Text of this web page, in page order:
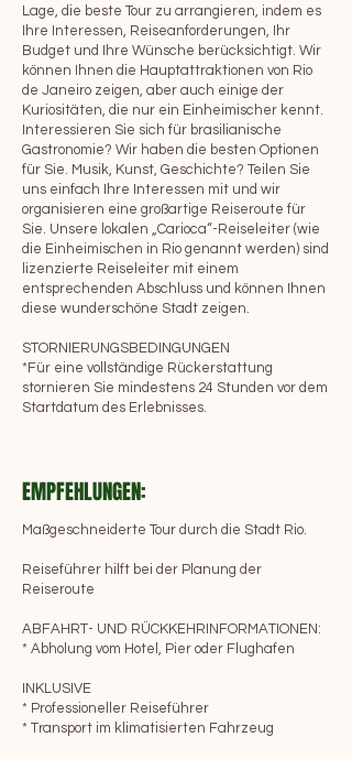
Lage, die beste Tour zu arrangieren, indem es
Ihre Interessen, Reiseanforderungen, Ihr
Budget und Ihre Wünsche berücksichtigt. Wir
können Ihnen die Hauptattraktionen von Rio
de Janeiro zeigen, aber auch einige der
Kuriositäten, die nur ein Einheimischer kennt.
Interessieren Sie sich für brasilianische
Gastronomie? Wir haben die besten Optionen
für Sie. Musik, Kunst, Geschichte? Teilen Sie
uns einfach Ihre Interessen mit und wir
organisieren eine großartige Reiseroute für
Sie. Unsere lokalen „Carioca“-Reiseleiter (wie
die Einheimischen in Rio genannt werden) sind
lizenzierte Reiseleiter mit einem
entsprechenden Abschluss und können Ihnen
diese wunderschöne Stadt zeigen.
STORNIERUNGSBEDINGUNGEN
*Für eine vollständige Rückerstattung
stornieren Sie mindestens 24 Stunden vor dem
Startdatum des Erlebnisses.
EMPFEHLUNGEN:
Maßgeschneiderte Tour durch die Stadt Rio.
Reiseführer hilft bei der Planung der
Reiseroute
ABFAHRT- UND RÜCKKEHRINFORMATIONEN:
* Abholung vom Hotel, Pier oder Flughafen
INKLUSIVE
* Professioneller Reiseführer
* Transport im klimatisierten Fahrzeug